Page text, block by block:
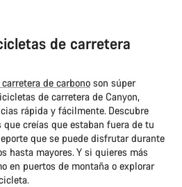
de carretera
de carbono son súper
de carretera de Canyon,
rápida y fácilmente. Descubre
creías que estaban fuera de tu
que se puede disfrutar durante
hasta mayores. Y si quieres más
en puertos de montaña o explorar